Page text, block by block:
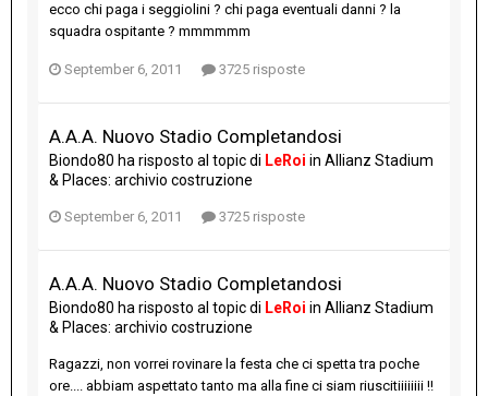
ecco chi paga i seggiolini ? chi paga eventuali danni ? la
squadra ospitante ? mmmmmm
September 6, 2011 3725 risposte
A.A.A. Nuovo Stadio Completandosi
Biondo80 ha risposto al topic di LeRoi in Allianz Stadium
& Places: archivio costruzione
September 6, 2011 3725 risposte
A.A.A. Nuovo Stadio Completandosi
Biondo80 ha risposto al topic di LeRoi in Allianz Stadium
& Places: archivio costruzione
Ragazzi, non vorrei rovinare la festa che ci spetta tra poche
ore.... abbiam aspettato tanto ma alla fine ci siam riuscitiiiiiiii !!